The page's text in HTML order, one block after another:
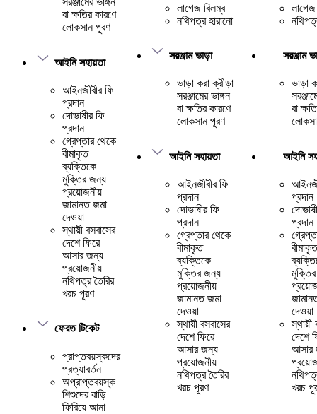
বা ক্ষতির কারণে
লোকসান পূরণ
আইনি সহায়তা
আইনজীবীর ফি
প্রদান
দোভাষীর ফি
প্রদান
গ্রেপ্তার থেকে
বীমাকৃত
ব্যক্তিকে
মুক্তির জন্য
প্রয়োজনীয়
জামানত জমা
দেওয়া
স্থায়ী বসবাসের
দেশে ফিরে
আসার জন্য
প্রয়োজনীয়
নথিপত্র তৈরির
খরচ পূরণ
ফেরত টিকেট
প্রাপ্তবয়স্কদের
প্রত্যাবর্তন
অপ্রাপ্তবয়স্ক
শিশুদের বাড়ি
ফিরিয়ে আনা
লাগেজ বিলম্ব
নথিপত্র হারানো
সরঞ্জাম ভাড়া
ভাড়া করা ক্রীড়া
সরঞ্জামের ভাঙ্গন
বা ক্ষতির কারণে
লোকসান পূরণ
আইনি সহায়তা
আইনজীবীর ফি
প্রদান
দোভাষীর ফি
প্রদান
গ্রেপ্তার থেকে
বীমাকৃত
ব্যক্তিকে
মুক্তির জন্য
প্রয়োজনীয়
জামানত জমা
দেওয়া
স্থায়ী বসবাসের
দেশে ফিরে
আসার জন্য
প্রয়োজনীয়
নথিপত্র তৈরির
খরচ পূরণ
লাগেজ
সরঞ্জাম
ভাড়া
বা
আইনি
প্রদান
প্রদান
বীমাকৃত
দেওয়া
স্থায়ী
দেশে
আসার
খরচ